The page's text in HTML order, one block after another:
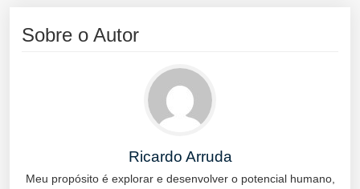
Sobre o Autor
Ricardo Arruda
Meu propósito é explorar e desenvolver o potencial humano,